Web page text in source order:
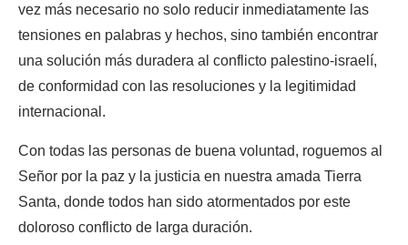
vez más necesario no solo reducir inmediatamente las
tensiones en palabras y hechos, sino también encontrar
una solución más duradera al conflicto palestino-israelí,
de conformidad con las resoluciones y la legitimidad
internacional.
Con todas las personas de buena voluntad, roguemos al
Señor por la paz y la justicia en nuestra amada Tierra
Santa, donde todos han sido atormentados por este
doloroso conflicto de larga duración.